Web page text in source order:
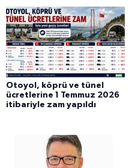
Otoyol, köprü ve tünel
ücretlerine 1 Temmuz 2026
itibariyle zam yapıldı